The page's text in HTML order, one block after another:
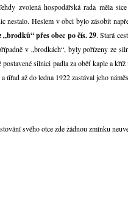
zvolená hospodářská rada měla
nestalo. Heslem v obci bylo zásobit
přes obec po čís. 29. Stará
v „brodkách“, byly pořízeny ze
silnici padla za oběť kaple a
úřad až do ledna 1922 zastával jeho
svého otce zde žádnou zmínku